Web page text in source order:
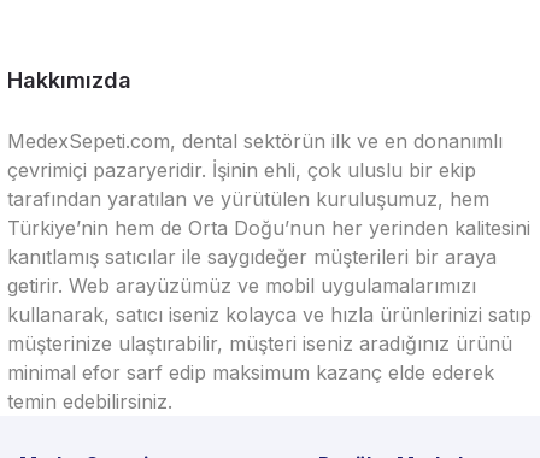
Hakkımızda
MedexSepeti.com, dental sektörün ilk ve en donanımlı
çevrimiçi pazaryeridir. İşinin ehli, çok uluslu bir ekip
tarafından yaratılan ve yürütülen kuruluşumuz, hem
Türkiye’nin hem de Orta Doğu’nun her yerinden kalitesini
kanıtlamış satıcılar ile saygıdeğer müşterileri bir araya
getirir. Web arayüzümüz ve mobil uygulamalarımızı
kullanarak, satıcı iseniz kolayca ve hızla ürünlerinizi satıp
müşterinize ulaştırabilir, müşteri iseniz aradığınız ürünü
minimal efor sarf edip maksimum kazanç elde ederek
temin edebilirsiniz.